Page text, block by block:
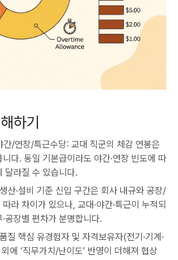
하기
/연장/특근수당: 교대 직군의 체감 연봉은
다. 동일 기본급이라도 야간·연장 빈도에 따
달라질 수 있습니다.
산·설비 기준 신입 구간은 회사 내규와 공장/
라 차이가 있으나, 교대·야간·특근이 누적되
공장별 편차가 분명합니다.
질 핵심 유경험자 및 자격보유자(전기·기계·
에 ‘직무가치/난이도’ 반영이 더해져 협상